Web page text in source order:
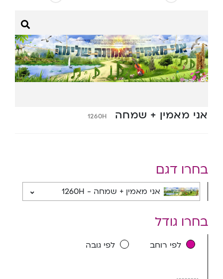
אני מאמין + שמחה 1260H
בחרו דגם
אני מאמין + שמחה - 1260H
בחרו גודל
לפי רוחב לפי גובה